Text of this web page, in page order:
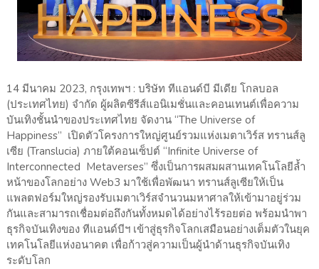
14 มีนาคม 2023, กรุงเทพฯ : บริษัท ทีแอนด์บี มีเดีย โกลบอล
(ประเทศไทย) จำกัด ผู้ผลิตซีรีส์แอนิเมชั่นและคอนเทนต์เพื่อความ
บันเทิงชั้นนำของประเทศไทย จัดงาน “The Universe of
Happiness” เปิดตัวโครงการใหญ่ศูนย์รวมแห่งเมตาเวิร์ส ทรานส์ลู
เซีย (Translucia) ภายใต้คอนเซ็ปต์ “Infinite Universe of
Interconnected Metaverses” ซึ่งเป็นการผสมผสานเทคโนโลยีล้ำ
หน้าของโลกอย่าง Web3 มาใช้เพื่อพัฒนา ทรานส์ลูเซียให้เป็น
แพลตฟอร์มใหญ่รองรับเมตาเวิร์สจำนวนมหาศาลให้เข้ามาอยู่ร่วม
กันและสามารถเชื่อมต่อถึงกันทั้งหมดได้อย่างไร้รอยต่อ พร้อมนำพา
ธุรกิจบันเทิงของ ทีแอนด์บีฯ เข้าสู่ธุรกิจโลกเสมือนอย่างเต็มตัวในยุค
เทคโนโลยีแห่งอนาคต เพื่อก้าวสู่ความเป็นผู้นำด้านธุรกิจบันเทิง
ระดับโลก